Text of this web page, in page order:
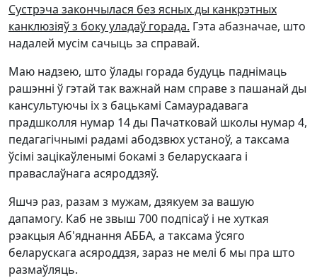
Сустрэча закончылася без ясных ды канкрэтных
канклюзіяў з боку уладаў горада. Гэта абазначае, што
надалей мусім сачыць за справай.
Маю надзею, што ўлады горада будуць паднімаць
рашэнні ў гэтай так важнай нам справе з пашанай ды
кансультуючы іх з бацькамі Самаурадавага
прадшколля нумар 14 ды Пачатковай школы нумар 4,
педагагічнымі радамі абодзвюх устаноў, а таксама
ўсімі зацікаўленымі бокамі з беларускаага і
праваслаўнага асяроддзяў.
Яшчэ раз, разам з мужам, дзякуем за вашую
дапамогу. Каб не звыш 700 подпісаў і не хуткая
рэакцыя Аб'яднання АББА, а таксама ўсяго
беларускага асяроддзя, зараз не мелі б мы пра што
размаўляць.